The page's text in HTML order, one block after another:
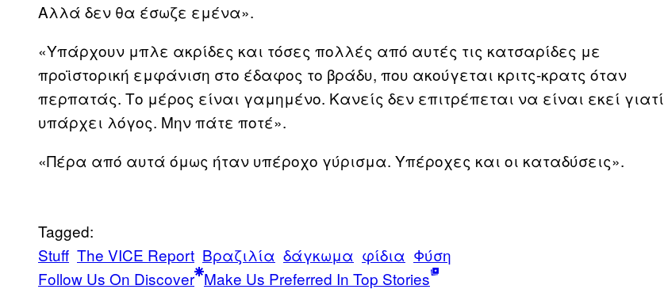
Αλλά δεν θα έσωζε εμένα».
«Υπάρχουν μπλε ακρίδες και τόσες πολλές από αυτές τις κατσαρίδες με
προϊστορική εμφάνιση στο έδαφος το βράδυ, που ακούγεται κριτς-κρατς όταν
περπατάς. Το μέρος είναι γαμημένο. Κανείς δεν επιτρέπεται να είναι εκεί γιατί
υπάρχει λόγος. Μην πάτε ποτέ».
«Πέρα από αυτά όμως ήταν υπέροχο γύρισμα. Υπέροχες και οι καταδύσεις».
Tagged:
Stuff The VICE Report Βραζιλία δάγκωμα φίδια Φύση
Follow Us On Discover Make Us Preferred In Top Stories